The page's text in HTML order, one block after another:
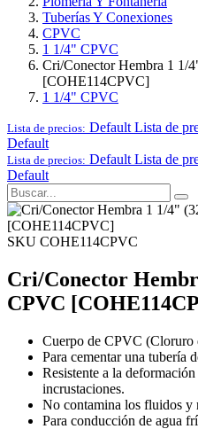
Tuberías Y Conexiones
CPVC
1 1/4" CPVC
Cri/Conector Hembra 1 1/
[COHE114CPVC]
1 1/4" CPVC
Lista de precios: Default Lista de
Default
Lista de precios: Default Lista de
Default
SKU COHE114CPVC
Cri/Conector
CPVC
Cuerpo de CPVC
Para cementar una tubería
Resistente a la
incrustaciones.
No contamina los fluidos y
Para conducción de agua